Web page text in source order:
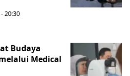
20:30
Budaya
Medical